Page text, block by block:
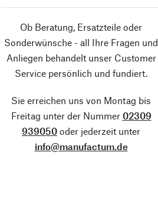
Ob Beratung, Ersatzteile oder
Sonderwünsche - all Ihre Fragen und
Anliegen behandelt unser Customer
Service persönlich und fundiert.
Sie erreichen uns von Montag bis
Freitag unter der Nummer 02309
939050 oder jederzeit unter
info@manufactum.de